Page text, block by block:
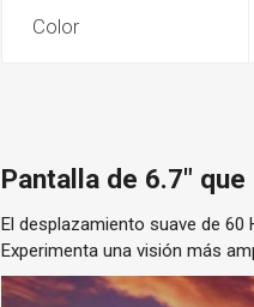
Color
Pantalla de 6.7"
El desplazamiento suave de
Experimenta una visión más